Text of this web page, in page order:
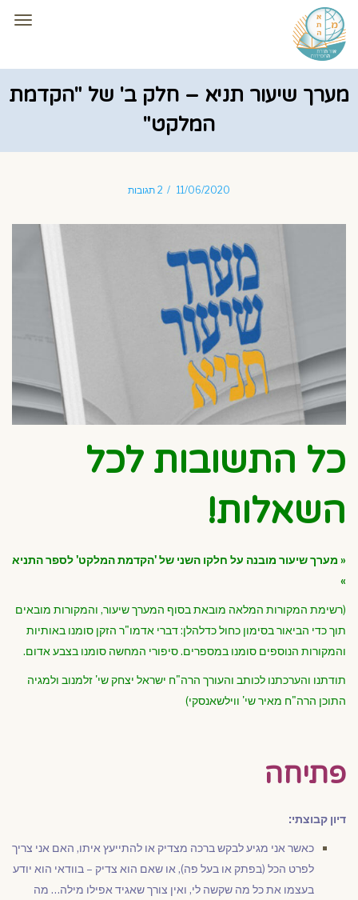
מערך שיעור תניא – חלק ב' של "הקדמת
המלקט"
11/06/2020 2 תגובות
כל התשובות לכל
השאלות!
« מערך שיעור מובנה על חלקו השני של 'הקדמת המלקט' לספר התניא
»
(רשימת המקורות המלאה מובאת בסוף המערך שיעור, והמקורות מובאים
תוך כדי הביאור בסימון כחול כדלהלן: דברי אדמו"ר הזקן סומנו באותיות
והמקורות הנוספים סומנו במספרים. סיפורי המחשה סומנו בצבע אדום.
תודתנו והערכתנו לכותב והעורך הרה"ח ישראל יצחק שי' זלמנוב ולמגיה
התוכן הרה"ח מאיר שי' ווילשאנסקי)
פתיחה
דיון קבוצתי:
כאשר אני מגיע לבקש ברכה מצדיק או להתייעץ איתו, האם אני צריך
לפרט הכל (בפתק או בעל פה), או שאם הוא צדיק – בוודאי הוא יודע
בעצמו את כל מה שקשה לי, ואין צורך שאגיד אפילו מילה… מה